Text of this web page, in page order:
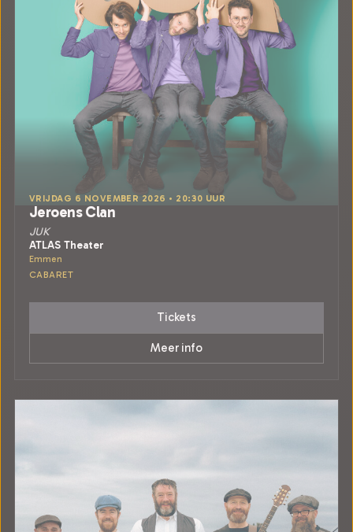
VRIJDAG 6 NOVEMBER 2026 • 20:30 UUR
Jeroens Clan
JUK
ATLAS Theater
Emmen
CABARET
Tickets
Meer info